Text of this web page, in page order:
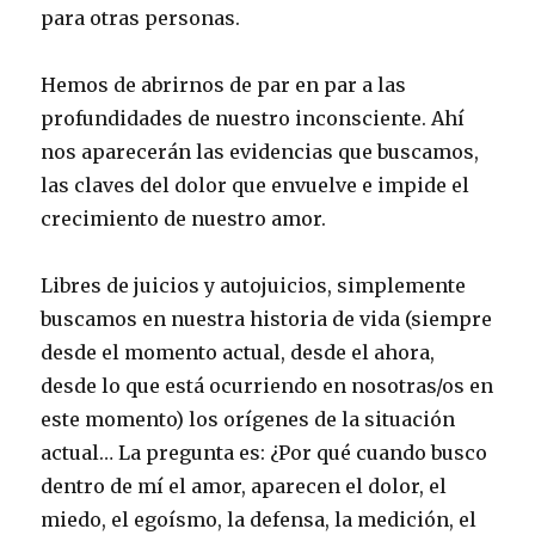
para otras personas.
Hemos de abrirnos de par en par a las
profundidades de nuestro inconsciente. Ahí
nos aparecerán las evidencias que buscamos,
las claves del dolor que envuelve e impide el
crecimiento de nuestro amor.
Libres de juicios y autojuicios, simplemente
buscamos en nuestra historia de vida (siempre
desde el momento actual, desde el ahora,
desde lo que está ocurriendo en nosotras/os en
este momento) los orígenes de la situación
actual… La pregunta es: ¿Por qué cuando busco
dentro de mí el amor, aparecen el dolor, el
miedo, el egoísmo, la defensa, la medición, el